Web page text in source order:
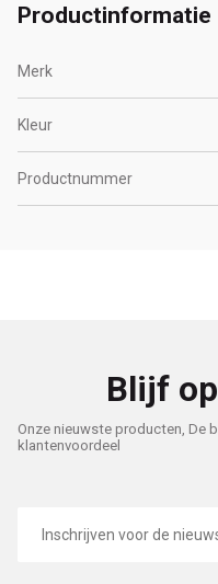
Productinformatie
Merk
Kleur
Productnummer
Blijf
Onze nieuwste producten, De
klantenvoordeel
mailadres